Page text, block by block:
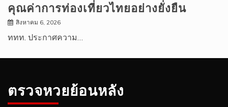
คุณค่าการท่องเที่ยวไทยอย่างยั่งยืน
สิงหาคม 6, 2026
ททท. ประกาศความ…
ตรวจหวยย้อนหลัง